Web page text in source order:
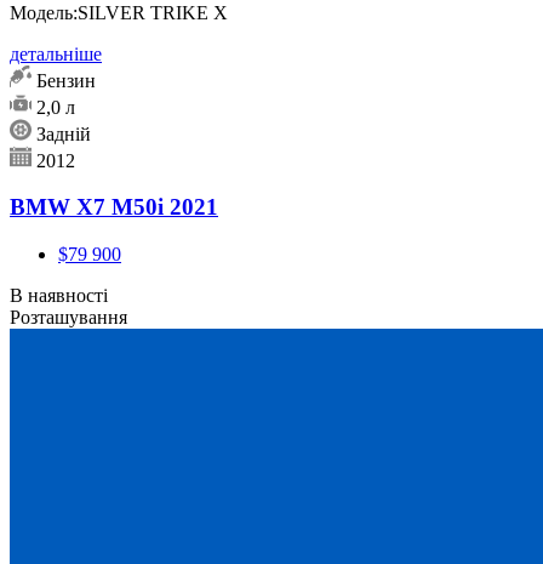
Модель:SILVER TRIKE X
детальніше
Бензин
2,0 л
Задній
2012
BMW X7 M50i 2021
$79 900
В наявності
Розташування